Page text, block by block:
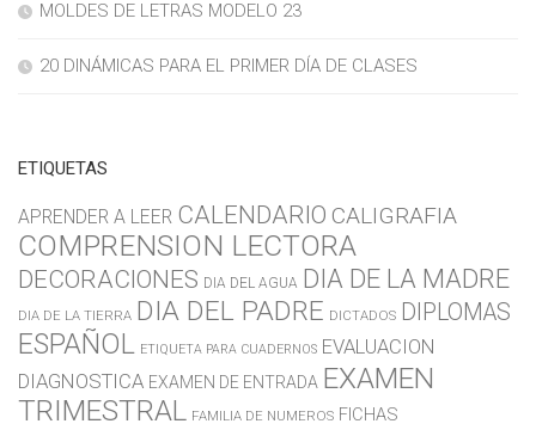
MOLDES DE LETRAS MODELO 23
20 DINÁMICAS PARA EL PRIMER DÍA DE CLASES
ETIQUETAS
APRENDER A LEER CALENDARIO CALIGRAFIA
COMPRENSION LECTORA
DECORACIONES DIA DEL AGUA DIA DE LA MADRE
DIA DE LA TIERRA DIA DEL PADRE DICTADOS DIPLOMAS
ESPAÑOL ETIQUETA PARA CUADERNOS EVALUACION
DIAGNOSTICA EXAMEN DE ENTRADA EXAMEN
TRIMESTRAL FAMILIA DE NUMEROS FICHAS